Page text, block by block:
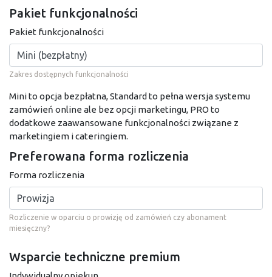
Pakiet funkcjonalności
Pakiet funkcjonalności
Zakres dostępnych funkcjonalności
Mini to opcja bezpłatna, Standard to pełna wersja systemu
zamówień online ale bez opcji marketingu, PRO to
dodatkowe zaawansowane funkcjonalności związane z
marketingiem i cateringiem.
Preferowana forma rozliczenia
Forma rozliczenia
Rozliczenie w oparciu o prowizję od zamówień czy abonament
miesięczny?
Wsparcie techniczne premium